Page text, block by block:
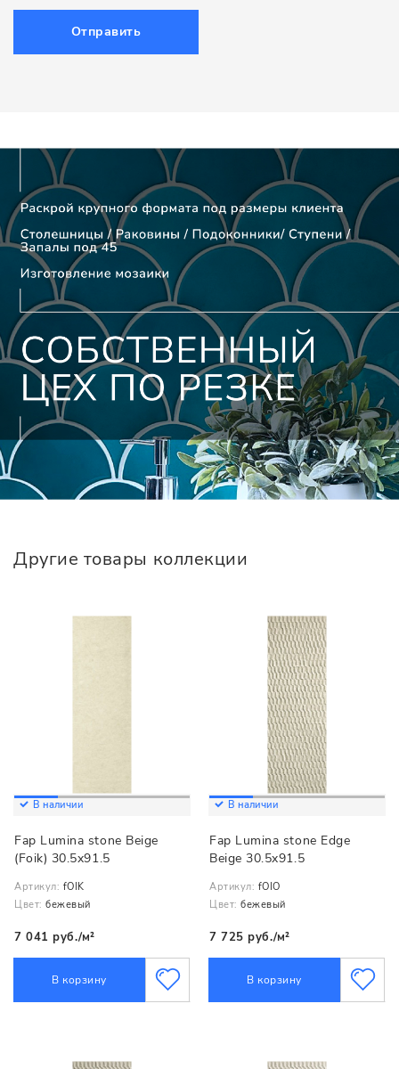
Отправить
Другие товары коллекции
В наличии
Fap Lumina stone Beige
(Foik) 30.5x91.5
Артикул: fOIK
Цвет: бежевый
7 041 руб./м²
В корзину
В наличии
Fap Lumina stone Edge
Beige 30.5x91.5
Артикул: fOIO
Цвет: бежевый
7 725 руб./м²
В корзину